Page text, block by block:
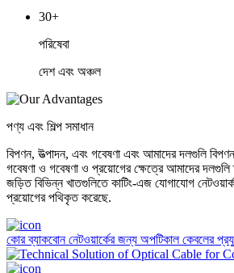
30+
পরিষেবা
দেশ এবং অঞ্চল
পণ্য এবং শিল্প সমাধান
বিপণন, উত্পাদন, এবং গবেষণা এবং আমাদের দলগুলি
গবেষণা ও গবেষণা ও প্রয়োগের ক্ষেত্রে আমাদের দলগুলি
জড়িত বিভিন্ন খাতগুলিতে কাটিং-এজ যোগাযোগ
প্রয়োগের পথিকৃত করেছে.
কোর ব্যাকবোন নেটওয়ার্কের জন্য অপটিকাল কেবলের